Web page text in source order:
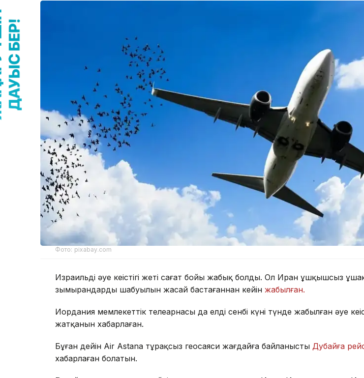
Фото: pixabay.com
Израильдің әуе кеңістігі жеті сағат бойы жабық болды. Ол Иран ұшқышсыз
зымырандардың шабуылын жасай бастағаннан кейін жабылған.
Иордания мемлекеттік телеарнасы да елдің сенбі күні түнде жабылған әуе
жатқанын хабарлаған.
Бұған дейін Air Astana тұрақсыз геосаяси жағдайға байланысты Дубайға
хабарлаған болатын.